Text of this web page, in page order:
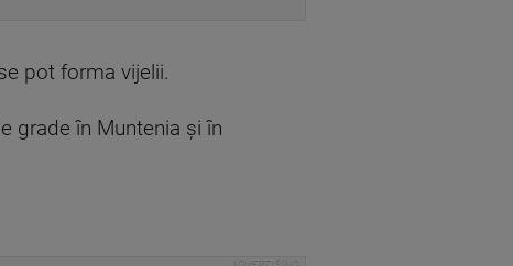
pot forma vijelii.
grade în Muntenia și în